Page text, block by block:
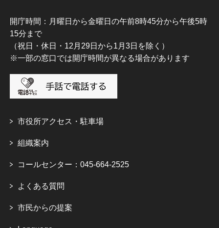
開庁時間：月曜日から金曜日の午前8時45分から午後5時
15分まで
（祝日・休日・12月29日から1月3日を除く）
※一部の窓口では開庁時間が異なる場合があります
市役所アクセス・駐車場
組織案内
コールセンター：045-664-2525
よくある質問
市民からの提案